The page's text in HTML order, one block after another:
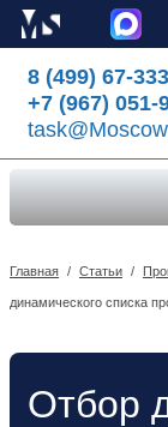
8 (499) 67-
+7 (967) 051-
Главная / Статьи /
динамического списка
Отбор